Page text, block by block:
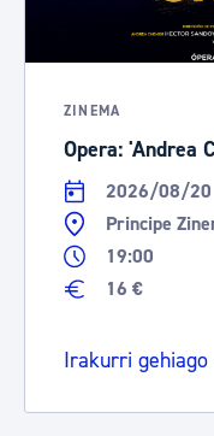
ZINEMA
Opera: 'Andrea
2026/08/20
Principe
19:00
16 €
Irakurri gehiago